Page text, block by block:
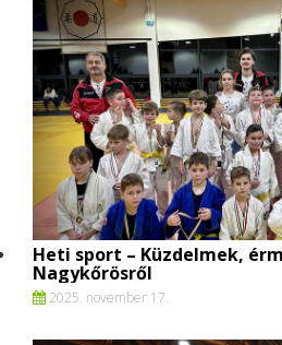
Heti sport – Küzdelmek,
Nagykőrösről
2025. november 17.